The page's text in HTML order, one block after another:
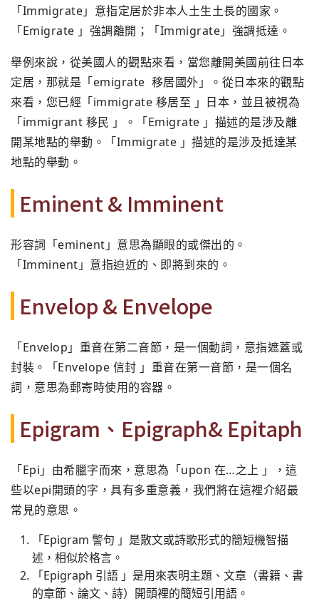
「Immigrate」意指定居於非本人土生土長的國家。
「Emigrate 」強調離開；「Immigrate」強調抵達。
舉例來說，從美國人的觀點來看，當您離開美國前往日本
定居，那就是「emigrate 移居國外」。從日本來的觀點
來看，您已經「immigrate 移居至 」日本，並且被視為
「immigrant 移民 」。「Emigrate 」描述的是涉及離
開某地點的舉動。「Immigrate 」描述的是涉及抵達某
地點的舉動。
Eminent & Imminent
形容詞「eminent」意思為顯眼的或傑出的。
「Imminent」意指迫近的、即將到來的。
Envelop & Envelope
「Envelop」重音在第二音節，是一個動詞，意指遮蓋或
封裝。「Envelope 信封 」重音在第一音節，是一個名
詞，意思為郵寄時使用的容器。
Epigram、Epigraph& Epitaph
「Epi」由希臘字而來，意思為「upon 在…之上 」，這
些以epi開頭的字，具有多重意義，我們將在這裡介紹最
常見的意思。
「Epigram 警句 」是散文或詩歌形式的簡短機智描
述，相似於格言。
「Epigraph 引語 」是用來表明主題、文章（書籍、書
的章節、論文、詩）開頭裡的簡短引用語。